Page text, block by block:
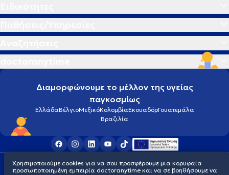
Διαμορφώνουμε το μέλλον της υγείας
παγκοσμίως
ΕλλάδαΒέλγιοΜεξικόΚολομβίαΕκουαδόρΓουατεμάλα
Βραζιλία
Οροι χρήσηςCookiesΠολιτική προστασίας προσωπικού απορρήτου
© 2026 doctoranytime
Χρησιμοποιούμε cookies για να σου προσφέρουμε μια κορυφαία
προσωποποιημένη εμπειρία doctoranytime και να σε βοηθήσουμε να